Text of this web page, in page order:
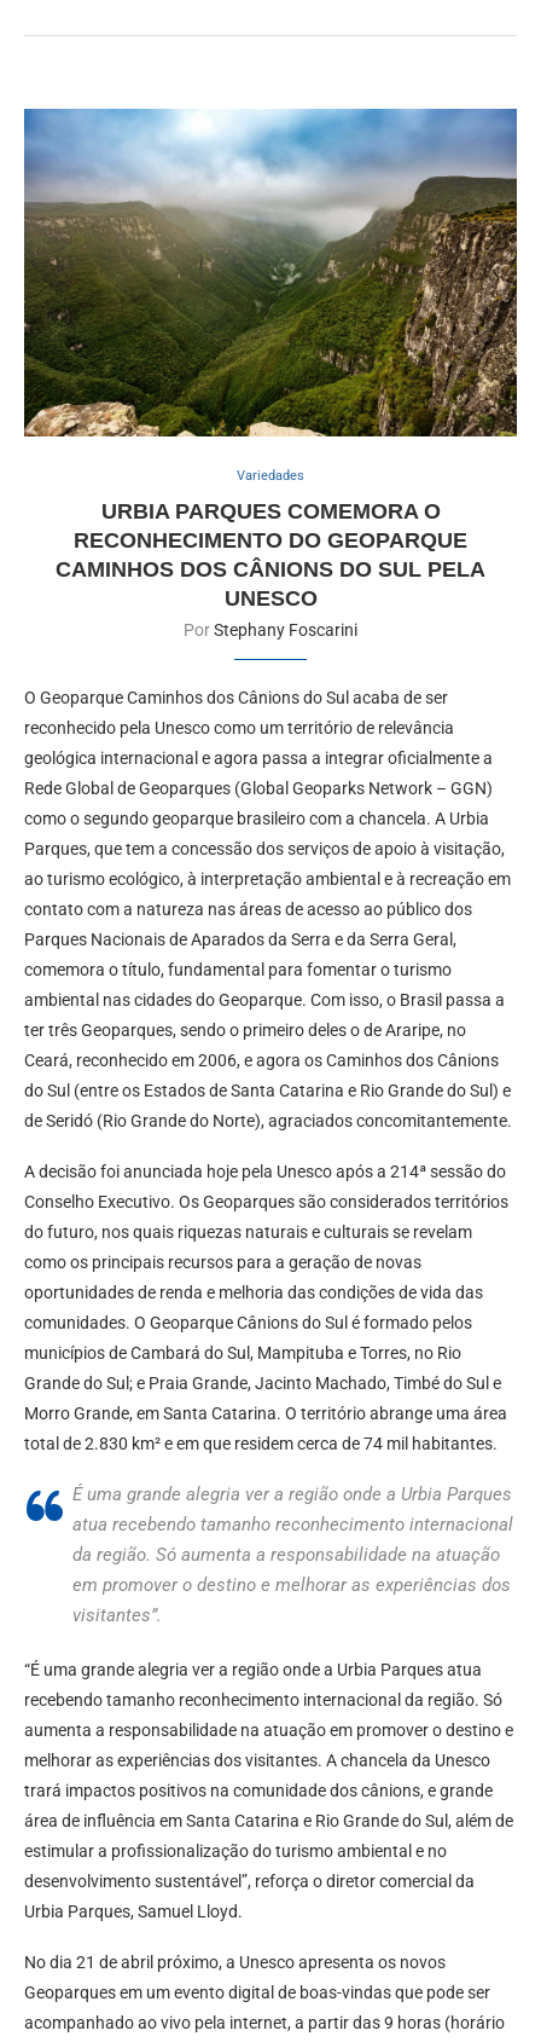
Variedades
URBIA PARQUES COMEMORA O
RECONHECIMENTO DO GEOPARQUE
CAMINHOS DOS CÂNIONS DO SUL PELA
UNESCO
PorStephany Foscarini
O Geoparque Caminhos dos Cânions do Sul acaba de ser
reconhecido pela Unesco como um território de relevância
geológica internacional e agora passa a integrar oficialmente a
Rede Global de Geoparques (Global Geoparks Network – GGN)
como o segundo geoparque brasileiro com a chancela. A Urbia
Parques, que tem a concessão dos serviços de apoio à visitação,
ao turismo ecológico, à interpretação ambiental e à recreação em
contato com a natureza nas áreas de acesso ao público dos
Parques Nacionais de Aparados da Serra e da Serra Geral,
comemora o título, fundamental para fomentar o turismo
ambiental nas cidades do Geoparque. Com isso, o Brasil passa a
ter três Geoparques, sendo o primeiro deles o de Araripe, no
Ceará, reconhecido em 2006, e agora os Caminhos dos Cânions
do Sul (entre os Estados de Santa Catarina e Rio Grande do Sul) e
de Seridó (Rio Grande do Norte), agraciados concomitantemente.
A decisão foi anunciada hoje pela Unesco após a 214ª sessão do
Conselho Executivo. Os Geoparques são considerados territórios
do futuro, nos quais riquezas naturais e culturais se revelam
como os principais recursos para a geração de novas
oportunidades de renda e melhoria das condições de vida das
comunidades. O Geoparque Cânions do Sul é formado pelos
municípios de Cambará do Sul, Mampituba e Torres, no Rio
Grande do Sul; e Praia Grande, Jacinto Machado, Timbé do Sul e
Morro Grande, em Santa Catarina. O território abrange uma área
total de 2.830 km² e em que residem cerca de 74 mil habitantes.
É uma grande alegria ver a região onde a Urbia Parques
atua recebendo tamanho reconhecimento internacional
da região. Só aumenta a responsabilidade na atuação
em promover o destino e melhorar as experiências dos
visitantes”.
“É uma grande alegria ver a região onde a Urbia Parques atua
recebendo tamanho reconhecimento internacional da região. Só
aumenta a responsabilidade na atuação em promover o destino e
melhorar as experiências dos visitantes. A chancela da Unesco
trará impactos positivos na comunidade dos cânions, e grande
área de influência em Santa Catarina e Rio Grande do Sul, além de
estimular a profissionalização do turismo ambiental e no
desenvolvimento sustentável”, reforça o diretor comercial da
Urbia Parques, Samuel Lloyd.
No dia 21 de abril próximo, a Unesco apresenta os novos
Geoparques em um evento digital de boas-vindas que pode ser
acompanhado ao vivo pela internet, a partir das 9 horas (horário